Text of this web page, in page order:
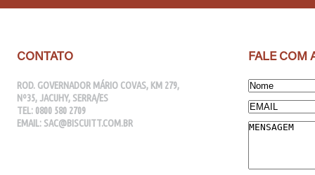
CONTATO
ROD. GOVERNADOR MÁRIO COVAS, KM 279,
Nº35, JACUHY, SERRA/ES
TEL: 0800 580 2709
EMAIL: SAC@BISCUITT.COM.BR
FALE COM